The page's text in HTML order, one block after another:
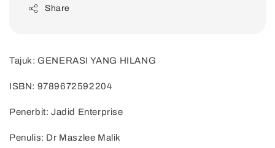
Share
Tajuk: GENERASI YANG HILANG
ISBN: 9789672592204
Penerbit: Jadid Enterprise
Penulis: Dr Maszlee Malik